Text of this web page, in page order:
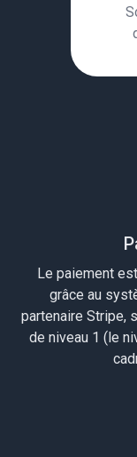
Le paiement
grâce au
partenaire Stripe,
de niveau 1 (le